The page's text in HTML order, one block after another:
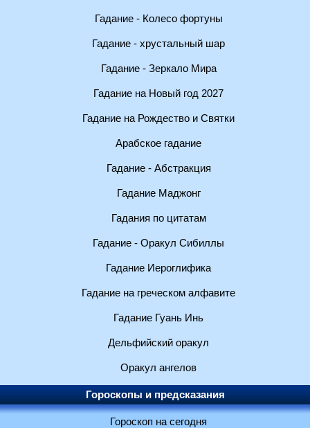
Гадание - Колесо фортуны
Гадание - хрустальный шар
Гадание - Зеркало Мира
Гадание на Новый год 2027
Гадание на Рождество и Святки
Арабское гадание
Гадание - Абстракция
Гадание Маджонг
Гадания по цитатам
Гадание - Оракул Сибиллы
Гадание Иероглифика
Гадание на греческом алфавите
Гадание Гуань Инь
Дельфийский оракул
Оракул ангелов
Гороскопы и предсказания
Гороскоп на сегодня